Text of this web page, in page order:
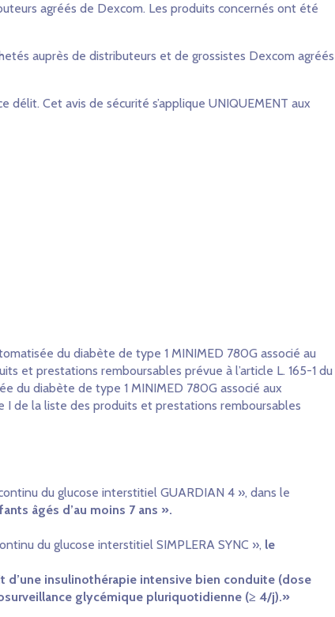
agréés de Dexcom. Les produits concernés ont été
auprès de distributeurs et de grossistes Dexcom agréés
Cet avis de sécurité s’applique UNIQUEMENT aux
du diabète de type 1 MINIMED 780G associé au
et prestations remboursables prévue à l’article L. 165-1 du
du diabète de type 1 MINIMED 780G associé aux
I de la liste des produits et prestations remboursables
du glucose interstitiel GUARDIAN 4 », dans le
âgés d’au moins 7 ans ».
du glucose interstitiel SIMPLERA SYNC », le
d’une insulinothérapie intensive bien conduite (dose
glycémique pluriquotidienne (≥ 4/j).»